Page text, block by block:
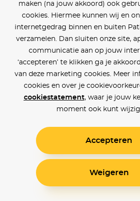
maken (na jouw akkoord) ook
cookies. Hiermee kunnen wij en
internetgedrag binnen en buiten
verzamelen. Dan sluiten onze site,
communicatie aan op jouw
‘accepteren’ te klikken ga je
van deze marketing cookies. Meer
cookies en over je
cookiestatement, waar je jouw
moment ook kunt
Accepteren
Weigeren